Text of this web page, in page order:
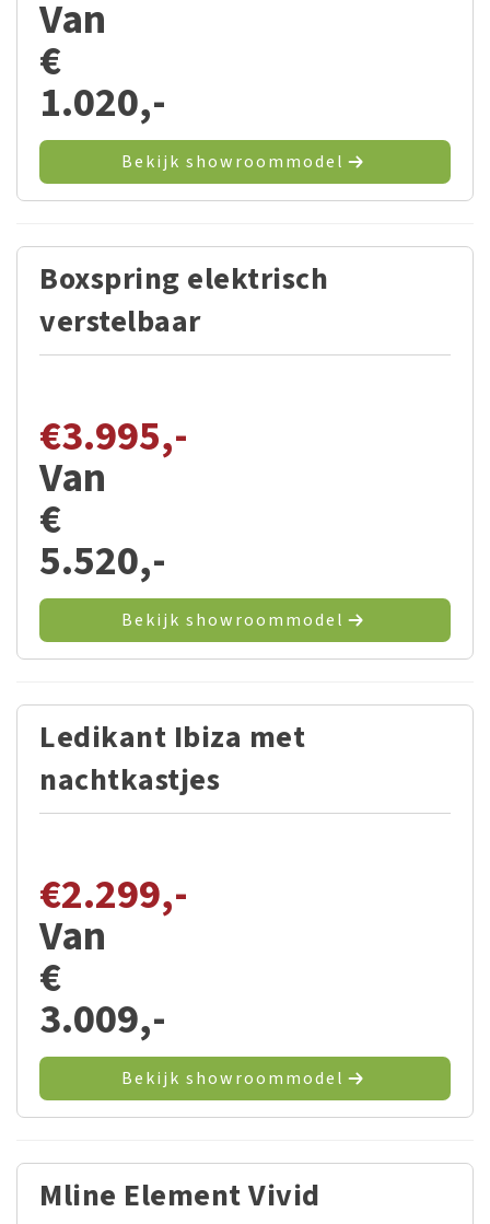
Van
€
1.020,-
Bekijk showroommodel
Boxspring elektrisch
verstelbaar
€3.995,-
Van
€
5.520,-
Bekijk showroommodel
Ledikant Ibiza met
nachtkastjes
€2.299,-
Van
€
3.009,-
Bekijk showroommodel
Mline Element Vivid